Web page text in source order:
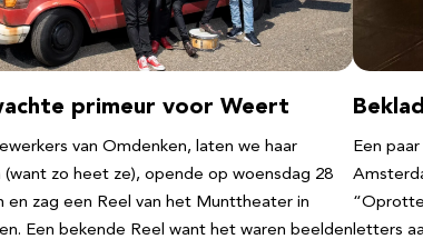
primeur voor Weert
van Omdenken, laten we haar
(want zo heet ze), opende op woensdag 28
en zag een Reel van het Munttheater in
Een bekende Reel want het waren beelden
Een
letters